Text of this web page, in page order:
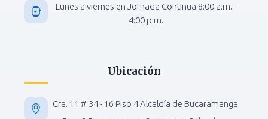
Lunes a viernes en Jornada Continua 8:00 a.m. -
4:00 p.m.
Ubicación
Cra. 11 # 34 - 16 Piso 4 Alcaldía de Bucaramanga.